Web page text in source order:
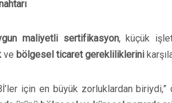
maliyetli sertifikasyon, küçük
ve bölgesel ticaret gerekliliklerini
için en büyük zorluklardan